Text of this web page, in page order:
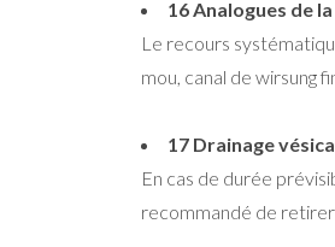
16 Analogues de
Le recours
mou, canal de wirsung
17 Drainage
En cas de durée
recommandé de retirer